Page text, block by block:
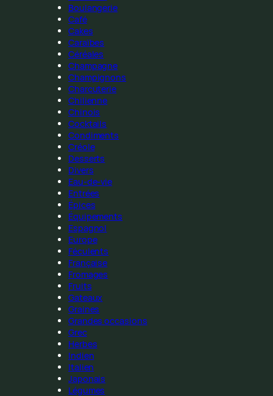
Boulangerie
Café
Cakes
Caraïbes
Céréales
Champagne
Champignons
Charcuterie
Chilienne
Chinois
Cocktails
Condiments
Créole
Desserts
Divers
Eau-de-vie
Entrées
Épices
Équipements
Espagnol
Europe
Féculents
Française
Fromages
Fruits
Gateaux
Graines
Grandes occasions
Grec
Herbes
Indien
Italien
Japonais
Légumes